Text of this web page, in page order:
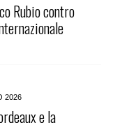
Rubio contro
2026
e la